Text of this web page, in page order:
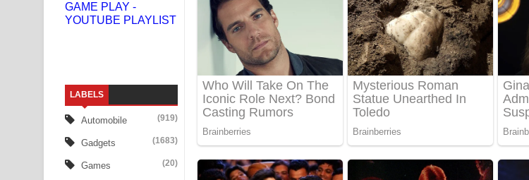
Numba Dun Aadare Song Lyrics - නුඹ දුන් ආදරේ ගීතයේ පද පෙළ
Liyamuda Dan Anagathe Song Lyrics - ලියමුද දැන් අනාගතේ ගීතයේ පද පෙළ
Doni Song Lyrics - දෝණි ගීතයේ පද පෙළ
Benthara Palame Song Lyrics - බෙන්තර පාලමේ ගීතයේ පද පෙළ
Sanda Babalena Song Lyrics - සඳ බැබලෙන ගීතයේ පද පෙළ
Adare Wadi Nisa Song Lyrics - ආදරේ වැඩි නිසා ගීතයේ පද පෙළ
GAME PLAY -
YOUTUBE PLAYLIST
LABELS
Automobile (919)
Gadgets (1683)
Games (20)